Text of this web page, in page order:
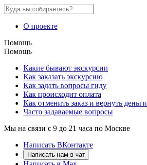
О проекте
Помощь
Помощь
Какие бывают экскурсии
Как заказать экскурсию
Как задать вопросы гиду
Как происходит оплата
Как отменить заказ и вернуть деньги
Часто задаваемые вопросы
Мы на связи с 9 до 21 часа по Москве
Написать ВКонтакте
Написать нам в чат